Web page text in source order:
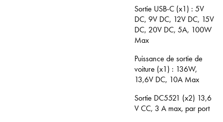
Sortie USB-C (x1) : 5V
DC, 9V DC, 12V DC, 15V
DC, 20V DC, 5A, 100W
Max
Puissance de sortie de
voiture (x1) : 136W,
13,6V DC, 10A Max
Sortie DC5521 (x2) 13,6
V CC, 3 A max, par port